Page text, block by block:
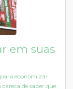
em suas
para economizar
de saber que